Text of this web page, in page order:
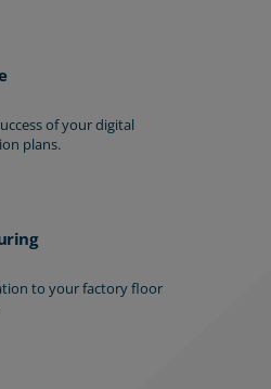
of your digital
plans.
to your factory floor